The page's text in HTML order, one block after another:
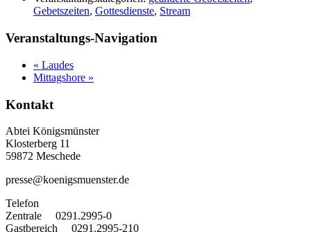
Gebetszeiten, Gottesdienste, Stream
Veranstaltungs-Navigation
« Laudes
Mittagshore »
Kontakt
Abtei Königsmünster
Klosterberg 11
59872 Meschede
presse@koenigsmuenster.de
Telefon
Zentrale 0291.2995-0
Gastbereich 0291.2995-210